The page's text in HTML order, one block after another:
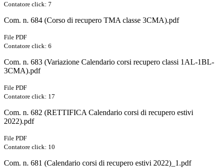
Contatore click: 7
Com. n. 684 (Corso di recupero TMA classe 3CMA).pdf
File PDF
Contatore click: 6
Com. n. 683 (Variazione Calendario corsi recupero classi 1AL-1BL-
3CMA).pdf
File PDF
Contatore click: 17
Com. n. 682 (RETTIFICA Calendario corsi di recupero estivi
2022).pdf
File PDF
Contatore click: 10
Com. n. 681 (Calendario corsi di recupero estivi 2022)_1.pdf